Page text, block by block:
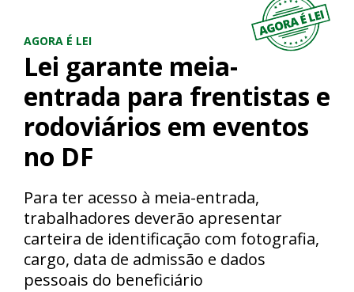
Lei garante meia-entrada
AGORA É LEI
Lei garante meia-
entrada para frentistas e
rodoviários em eventos
no DF
Para ter acesso à meia-entrada,
trabalhadores deverão apresentar
carteira de identificação com fotografia,
cargo, data de admissão e dados
pessoais do beneficiário